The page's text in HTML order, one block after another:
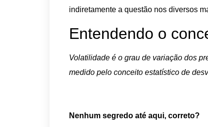
indiretamente a questão nos diversos
Entendendo o
Volatilidade é o grau de variação dos
medido pelo conceito estatístico de
Nenhum segredo até aqui, correto?